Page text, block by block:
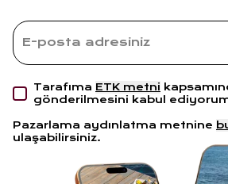
Tarafıma ETK metni
gönderilmesini kabul
Pazarlama aydınlatma metnine
ulaşabilirsiniz.